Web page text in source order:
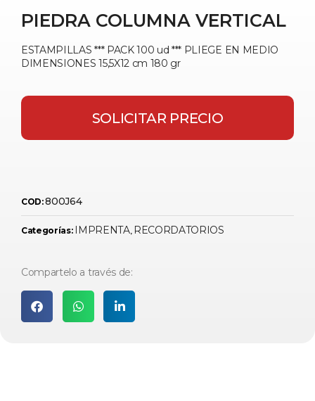
PIEDRA COLUMNA VERTICAL
ESTAMPILLAS *** PACK 100 ud *** PLIEGE EN MEDIO
DIMENSIONES 15,5X12 cm 180 gr
SOLICITAR PRECIO
COD:800J64
Categorías: IMPRENTA, RECORDATORIOS
Compartelo a través de: